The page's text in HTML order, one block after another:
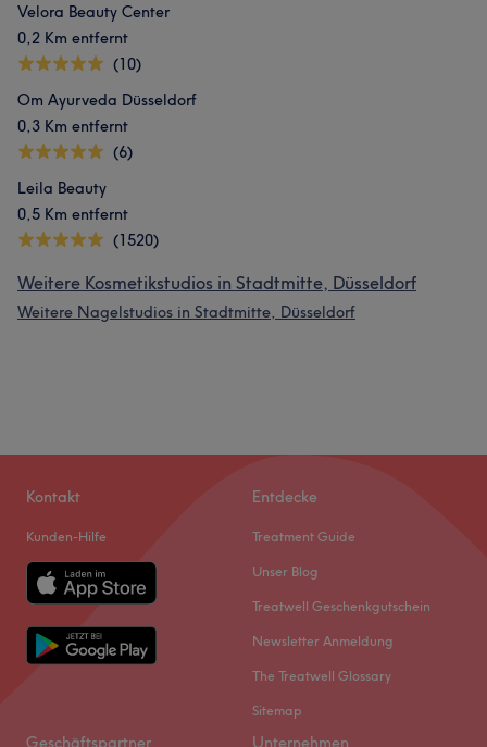
Velora Beauty Center
0,2 Km entfernt
(10)
Om Ayurveda Düsseldorf
0,3 Km entfernt
(6)
Leila Beauty
0,5 Km entfernt
(1520)
Weitere Kosmetikstudios in Stadtmitte, Düsseldorf
Weitere Nagelstudios in Stadtmitte, Düsseldorf
Kontakt
Kunden-Hilfe
Entdecke
Treatment Guide
Unser Blog
Treatwell Geschenkgutschein
Newsletter Anmeldung
The Treatwell Glossary
Sitemap
Geschäftspartner Unternehmen